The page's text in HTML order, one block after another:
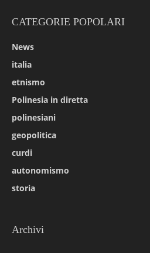
CATEGORIE POPOLARI
News
italia
etnismo
Polinesia in diretta
polinesiani
geopolitica
curdi
autonomismo
storia
Archivi